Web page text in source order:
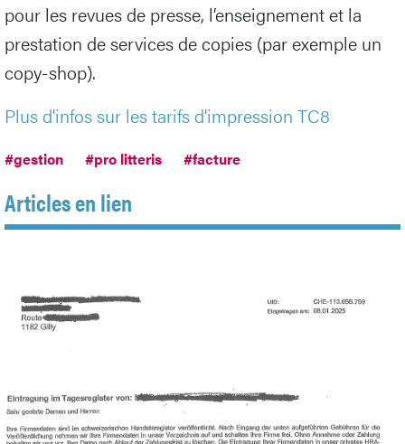
pour les revues de presse, l’enseignement et la
prestation de services de copies (par exemple un
copy-shop).
Plus d'infos sur les tarifs d'impression TC8
#gestion #pro litteris #facture
Articles en lien